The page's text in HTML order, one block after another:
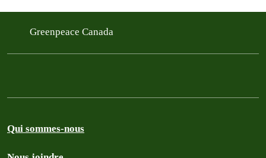
Greenpeace Canada
Qui sommes-nous